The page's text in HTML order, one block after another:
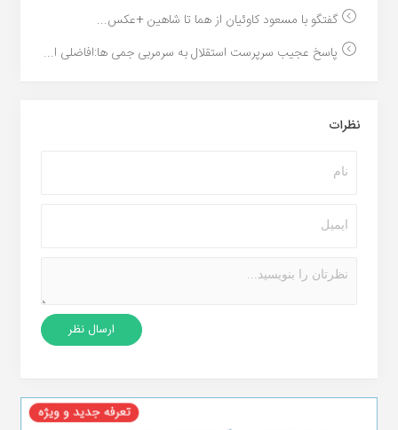
گفتگو با مسعود کاوئیان از هما تا شاهین +عکس...
پاسخ عجیب سرپرست استقلال به سرمربی جمی ها:افاضلی ا...
نظرات